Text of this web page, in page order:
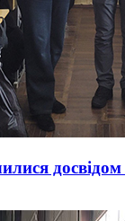
досвідом